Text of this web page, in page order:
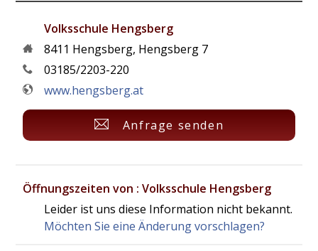
Volksschule Hengsberg
8411 Hengsberg, Hengsberg 7
03185/2203-220
www.hengsberg.at
Anfrage senden
Öffnungszeiten von : Volksschule Hengsberg
Leider ist uns diese Information nicht bekannt.
Möchten Sie eine Änderung vorschlagen?